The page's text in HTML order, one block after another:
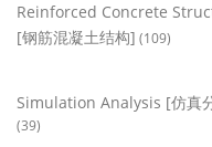
Reinforced Concrete
[钢筋混凝土结构] (109)
Simulation Analysis [仿真
(39)